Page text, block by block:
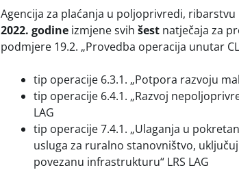
Agencija za plaćanja u poljoprivredi,
2022. godine izmjene svih šest natječaja za
podmjere 19.2. „Provedba operacija unutar
tip operacije 6.3.1. „Potpora razvoju
tip operacije 6.4.1. „Razvoj
LAG
tip operacije 7.4.1. „Ulaganja u
usluga za ruralno stanovništvo,
povezanu infrastrukturu“ LRS LAG